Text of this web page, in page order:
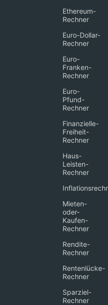
Ethereum-
Rechner
Euro-Dollar-
Rechner
Euro-
Franken-
Rechner
Euro-
Pfund-
Rechner
Finanzielle-
Freiheit-
Rechner
Haus-
Leisten-
Rechner
Mieten-
oder-
Kaufen-
Rechner
Rendite-
Rechner
Rentenlücke-
Rechner
Sparziel-
Rechner